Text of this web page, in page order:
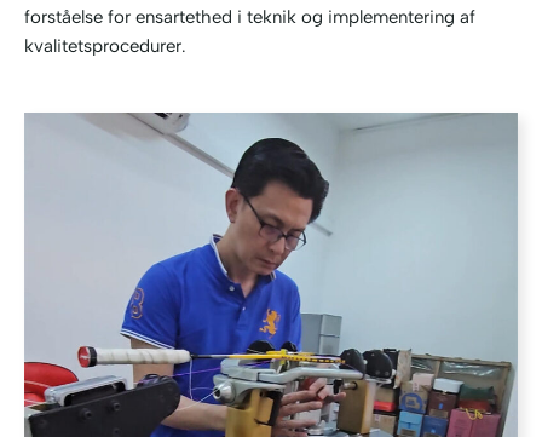
forståelse for ensartethed i teknik og implementering af
kvalitetsprocedurer.